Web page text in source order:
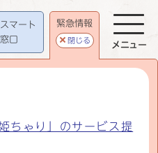
スマート
窓口
緊急情報
閉じる
ちゃり」のサービス提
メニュー